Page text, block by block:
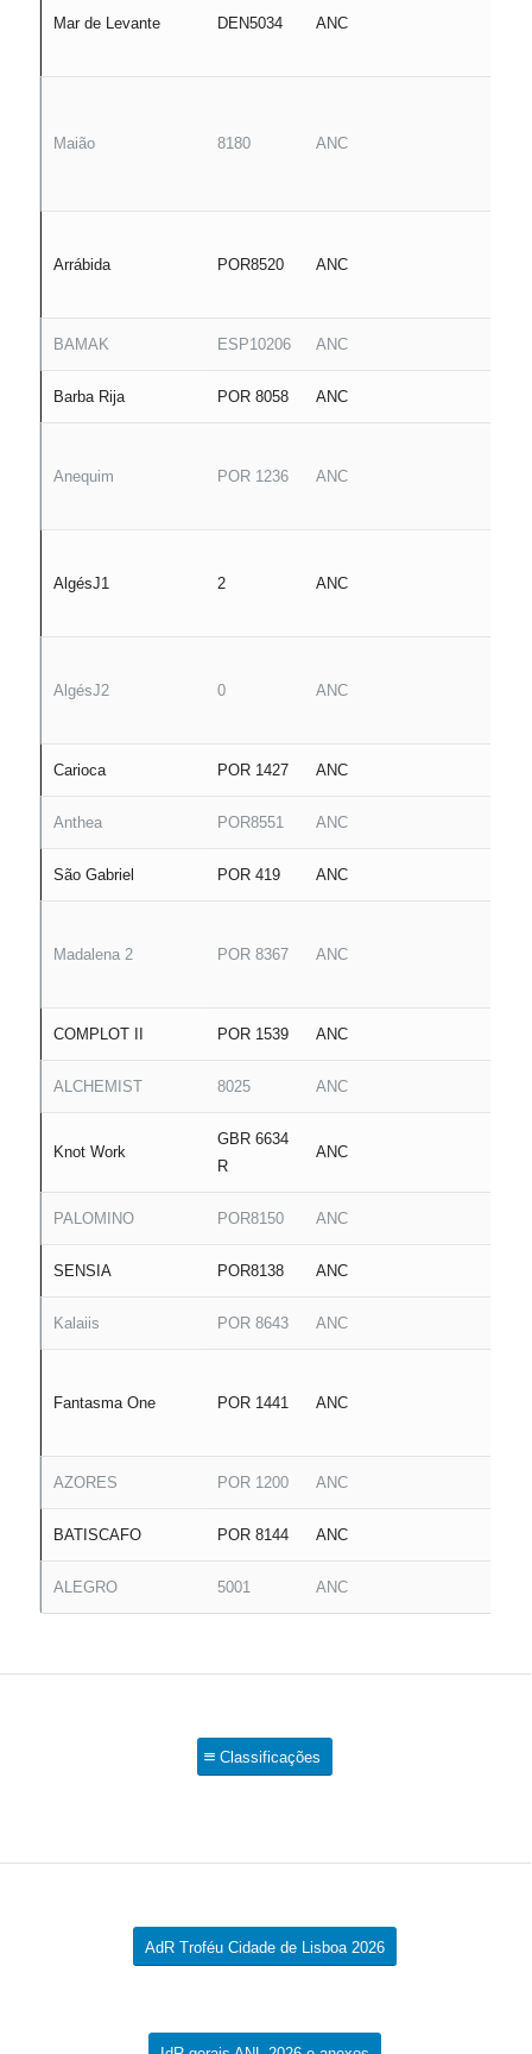
Mar de Levante DEN5034 ANC
Maião 8180 ANC
Arrábida POR8520 ANC
BAMAK ESP10206 ANC
Barba Rija POR 8058 ANC
Anequim POR 1236 ANC
AlgésJ1 2 ANC
AlgésJ2 0 ANC
Carioca POR 1427 ANC
Anthea POR8551 ANC
São Gabriel POR 419 ANC
Madalena 2 POR 8367 ANC
COMPLOT II POR 1539 ANC
ALCHEMIST 8025 ANC
Knot Work
GBR 6634
R
ANC
PALOMINO POR8150 ANC
SENSIA POR8138 ANC
Kalaiis POR 8643 ANC
Fantasma One POR 1441 ANC
AZORES POR 1200 ANC
BATISCAFO POR 8144 ANC
ALEGRO 5001 ANC
Classificações
AdR Troféu Cidade de Lisboa 2026